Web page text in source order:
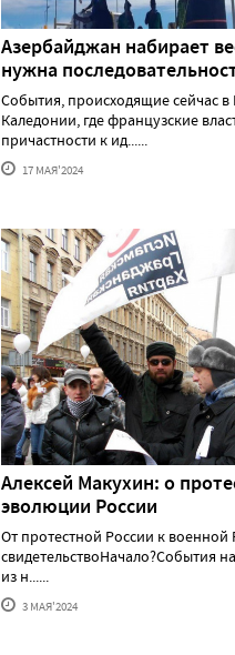
Азербайджан набирает
нужна
События, происходящие сейчас в
Каледонии, где французские
причастности к ид......
17 МАЯ'2024
Алексей Макуxин: о
эволюции России
От протестной России к военной
свидетельствоНачало?События
из н......
3 МАЯ'2024